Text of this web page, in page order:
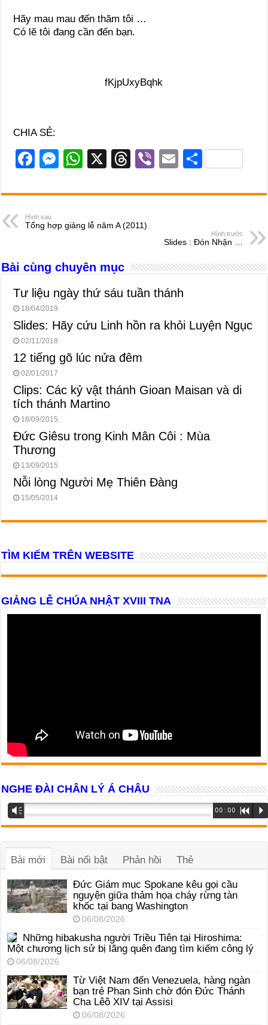
Hãy mau mau đến thăm tôi …
Có lẽ tôi đang cần đến bạn.
fKjpUxyBqhk
CHIA SẺ:
F
c
e
b
o
k
M
ss
n
er
W
at
s
A
p
X
T
e
d
Vi
er
E
ail
S
ar
Hình sau
Tổng hợp giảng lễ năm A (2011)
Hình trước
Slides : Đón Nhận …
Bài cùng chuyên mục
Tư liệu ngày thứ sáu tuần thánh
18/04/2019
Slides: Hãy cứu Linh hồn ra khỏi Luyện Ngục
02/11/2018
12 tiếng gõ lúc nửa đêm
02/01/2017
Clips: Các kỷ vật thánh Gioan Maisan và di
tích thánh Martino
18/09/2015
Đức Giêsu trong Kinh Mân Côi : Mùa
Thương
13/09/2015
Nỗi lòng Người Mẹ Thiên Đàng
15/05/2014
TÌM KIẾM TRÊN WEBSITE
GIẢNG LỄ CHÚA NHẬT XVIII TNA
NGHE ĐÀI CHÂN LÝ Á CHÂU
Trình
phát
âm
Vm 00:00 R P
Bài mới Bài nổi bật Phản hồi Thẻ
Đức Giám mục Spokane kêu gọi cầu
nguyện giữa thảm họa cháy rừng tàn
khốc tại bang Washington
06/08/2026
Những hibakusha người Triều Tiên tại Hiroshima:
Một chương lịch sử bị lãng quên đang tìm kiếm công lý
06/08/2026
Từ Việt Nam đến Venezuela, hàng ngàn
bạn trẻ Phan Sinh chờ đón Đức Thánh
Cha Lêô XIV tại Assisi
06/08/2026